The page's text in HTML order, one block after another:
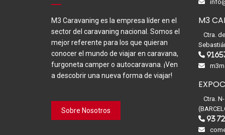
M3 Caravaning es la empresa líder en el
sector del caravaning nacional. Somos el
mejor referente para los que quieran
conocer el mundo de viajar en caravana,
furgoneta camper o autocaravana. ¡Ven
a descobrir una nueva forma de viajar!
Sobre Nosotros
M3
Ctra.
Ctra.
93